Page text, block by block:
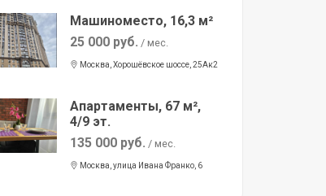
Машиноместо, 16,3 м²
25 000 руб. / мес.
Москва, Хорошёвское шоссе, 25Ак2
Апартаменты, 67 м²,
4/9 эт.
135 000 руб. / мес.
Москва, улица Ивана Франко, 6